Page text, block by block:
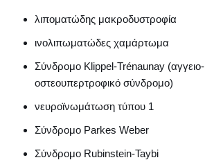
λιποματώδης μακροδυστροφία
ινολιπωματώδες χαμάρτωμα
Σύνδρομο Klippel-Trénaunay (αγγειο-
οστεουπερτροφικό σύνδρομο)
νευροϊνωμάτωση τύπου 1
Σύνδρομο Parkes Weber
Σύνδρομο Rubinstein-Taybi